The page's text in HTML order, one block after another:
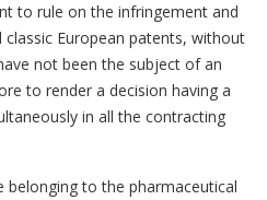
to rule on the infringement and
European patents, without
not been the subject of an
to render a decision having a
in all the contracting
belonging to the pharmaceutical